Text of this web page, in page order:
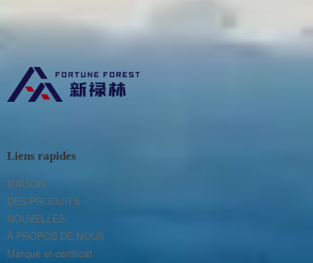
Liens rapides
MAISON
DES PRODUITS
NOUVELLES
À PROPOS DE NOUS
Marque et certificat